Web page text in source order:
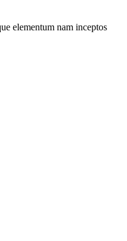
elementum nam inceptos